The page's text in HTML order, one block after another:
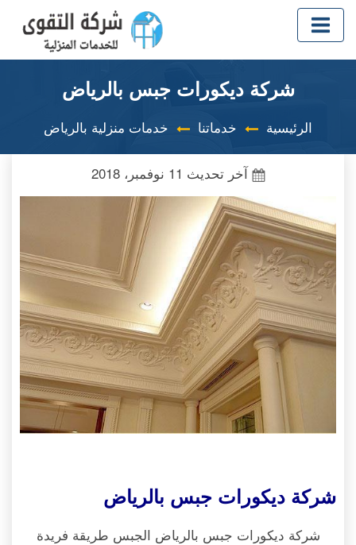
شركة ديكورات جبس بالرياض
الرئيسية خدماتنا خدمات منزلية بالرياض
آخر تحديث 11 نوفمبر، 2018
شركة ديكورات جبس بالرياض
شركة ديكورات جبس بالرياض الجبس طريقة فريدة